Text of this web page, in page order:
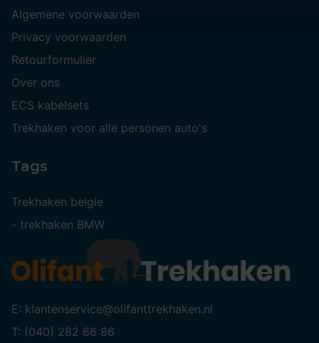
Algemene voorwaarden
Privacy voorwaarden
Retourformulier
Over ons
ECS kabelsets
Trekhaken voor alle personen auto's
Tags
Trekhaken belgie
- trekhaken BMW
E: klantenservice@olifanttrekhaken.nl
T: (040) 282 66 86